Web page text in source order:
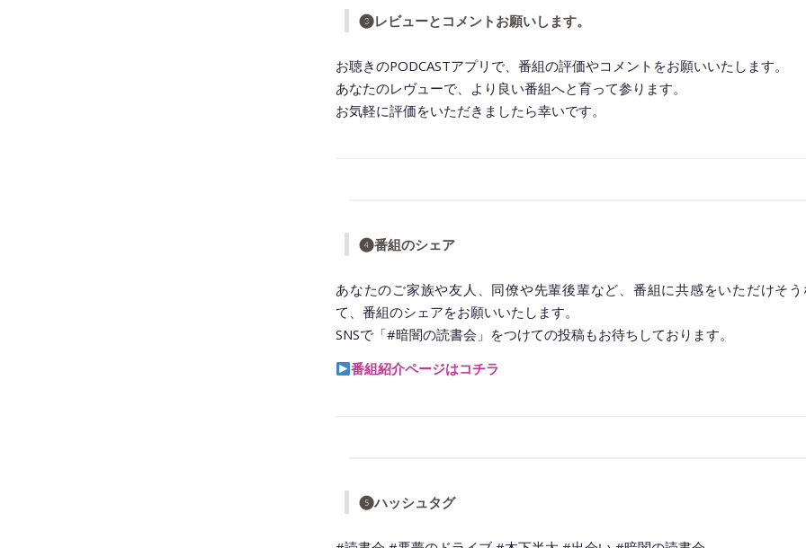
❸レビューとコメントお願いします。
お聴きのPODCASTアプリで、番組の評価やコメントをお願いいたします。
あなたのレヴューで、より良い番組へと育って参ります。
お気軽に評価をいただきましたら幸いです。
❹番組のシェア
あなたのご家族や友人、同僚や先輩後輩など、番組に共感をいただけそ
て、番組のシェアをお願いいたします。
SNSで「#暗闇の読書会」をつけての投稿もお待ちしております。
番組紹介ページはコチラ
❺ハッシュタグ